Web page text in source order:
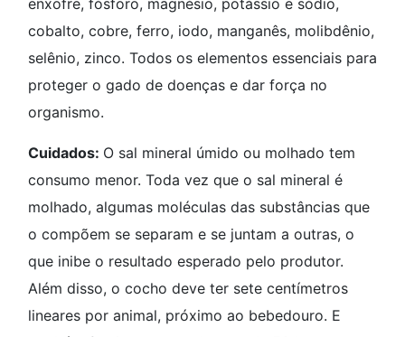
enxofre, fósforo, magnésio, potássio e sódio,
cobalto, cobre, ferro, iodo, manganês, molibdênio,
selênio, zinco. Todos os elementos essenciais para
proteger o gado de doenças e dar força no
organismo.
Cuidados: O sal mineral úmido ou molhado tem
consumo menor. Toda vez que o sal mineral é
molhado, algumas moléculas das substâncias que
o compõem se separam e se juntam a outras, o
que inibe o resultado esperado pelo produtor.
Além disso, o cocho deve ter sete centímetros
lineares por animal, próximo ao bebedouro. E